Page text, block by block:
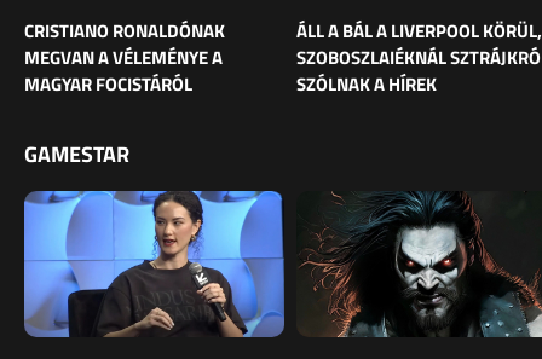
CRISTIANO RONALDÓNAK
MEGVAN A VÉLEMÉNYE A
MAGYAR FOCISTÁRÓL
ÁLL A BÁL A LIVERPOOL KÖRÜL,
SZOBOSZLAIÉKNÁL
SZÓLNAK A HÍREK
GAMESTAR